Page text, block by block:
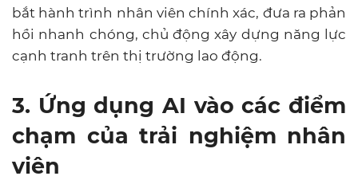
bắt hành trình nhân viên chính xác, đưa ra phản
hồi nhanh chóng, chủ động xây dựng năng lực
cạnh tranh trên thị trường lao động.
3. Ứng dụng AI vào các điểm
chạm của trải nghiệm nhân
viên